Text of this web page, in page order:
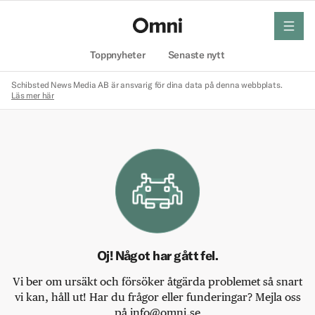
Toppnyheter Senaste nytt
meny
Schibsted News Media AB är ansvarig för dina data på denna webbplats.
Läs mer här
Oj! Något har gått fel.
Vi ber om ursäkt och försöker åtgärda problemet så snart
vi kan, håll ut! Har du frågor eller funderingar? Mejla oss